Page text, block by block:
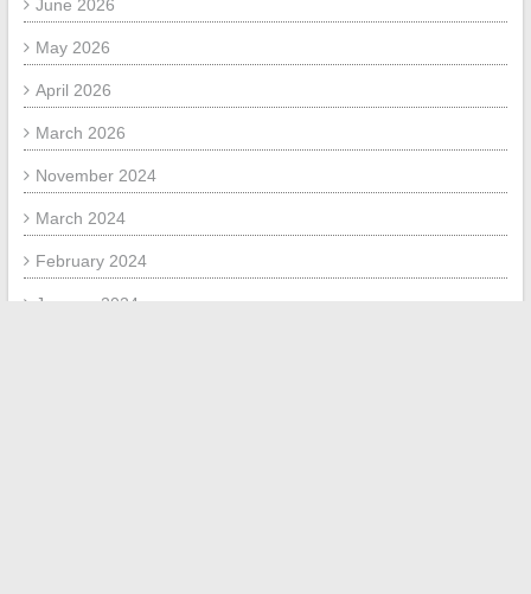
June 2026
May 2026
April 2026
March 2026
November 2024
March 2024
February 2024
January 2024